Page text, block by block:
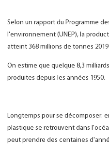
Selon un rapport du Programme
l'environnement (UNEP), la
atteint 368 millions de tonnes 2019
On estime que quelque 8,3
produites depuis les années 1950.
Longtemps pour se décomposer:
plastique se retrouvent dans
peut prendre des centaines